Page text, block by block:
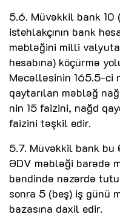
5.6. Müvəkkil bank 10
istehlakçının bank
məbləğini milli
hesabına) köçürmə
Məcəlləsinin 165.5-ci
qaytarılan məbləğ
nin 15 faizini, nağd
faizini təşkil edir.
5.7. Müvəkkil bank bu
ƏDV məbləği barədə
bəndində nəzərdə
sonra 5 (beş) iş günü
bazasına daxil edir.